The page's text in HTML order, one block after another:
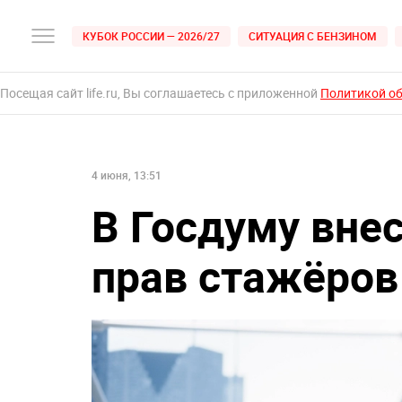
КУБОК РОССИИ — 2026/27 СИТУАЦИЯ С БЕНЗИНОМ
Посещая сайт life.ru, Вы соглашаетесь с приложенной Политикой
4 июня, 13:51
В Госдуму
прав